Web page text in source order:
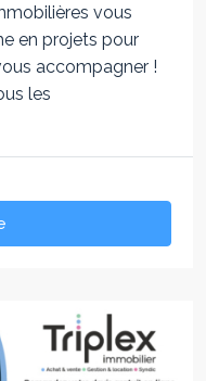
vous
en projets pour
accompagner !
les